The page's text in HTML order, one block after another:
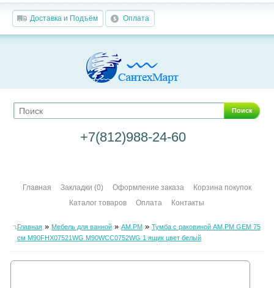
Доставка и Подъём Оплата
Поиск
+7(812)988-24-60
Главная Закладки (0) Оформление заказа
Корзина покупок
Каталог товаров
Оплата Контакты
Главная» Мебель для ванной» AM.PM» Тумба с раковиной AM.PM GEM 75
см M90FHX07521WG M90WCC0752WG 1 ящик цвет белый